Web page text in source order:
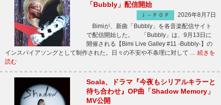
「Bubbly」配信開始
Ｊ－ＰＯＰ
2026年8月7日
Bimiが、新曲「Bubbly」を各音楽配信サイト
で配信開始した。 「Bubbly」は、9月13日に
開催される【Bimi Live Galley #11 -Bubbly-】の
インスパイアソングとして制作された。日々の不安や不条理に対して … 続きを
読む
Soala、ドラマ『今夜もシリアルキラーと
待ち合わせ』OP曲「Shadow Memory」
MV公開